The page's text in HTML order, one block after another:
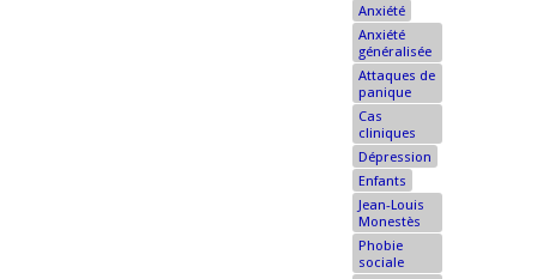
Anxiété
Anxiété
généralisée
Attaques de
panique
Cas
cliniques
Dépression
Enfants
Jean-Louis
Monestès
Phobie
sociale